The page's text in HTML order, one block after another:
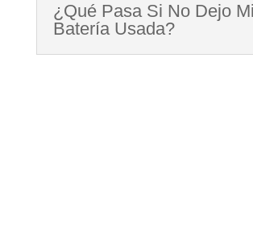
¿Qué Pasa Si No Dejo Mi
Batería Usada?